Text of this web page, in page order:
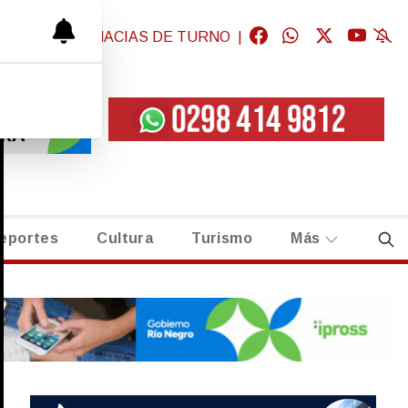
| FARMACIAS DE TURNO
Cultura Turismo Más